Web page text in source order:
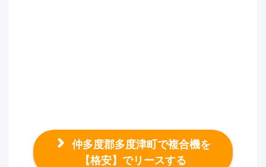
仲多度郡多度津町で複合機を
【格安】でリースする